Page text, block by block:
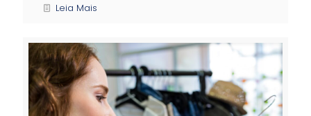
Leia Mais